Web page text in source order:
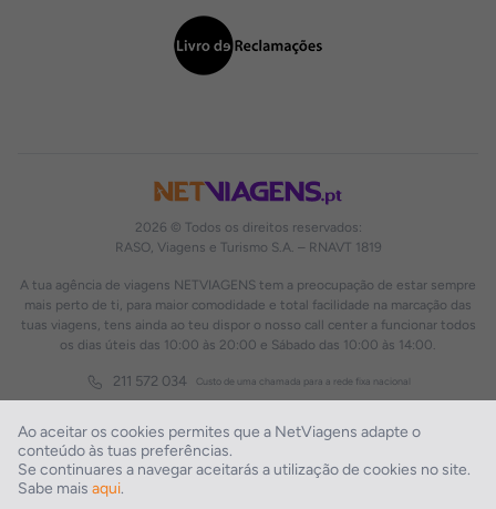
Ao aceitar os cookies permites que a NetViagens adapte o
conteúdo às tuas preferências.
Se continuares a navegar aceitarás a utilização de cookies no site.
Sabe mais aqui.
2026 © Todos os direitos reservados:
RASO, Viagens e Turismo S.A. – RNAVT 1819
A tua agência de viagens NETVIAGENS tem a preocupação de estar sempre
mais perto de ti, para maior comodidade e total facilidade na marcação das
tuas viagens, tens ainda ao teu dispor o nosso call center a funcionar todos
os dias úteis das 10:00 às 20:00 e Sábado das 10:00 às 14:00.
211 572 034 Custo de uma chamada para a rede fixa nacional